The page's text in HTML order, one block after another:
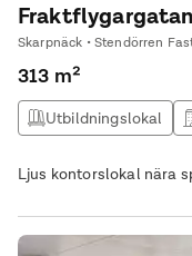
Skarpnäck • Stendörren
313 m²
Utbildningslokal
Ljus kontorslokal